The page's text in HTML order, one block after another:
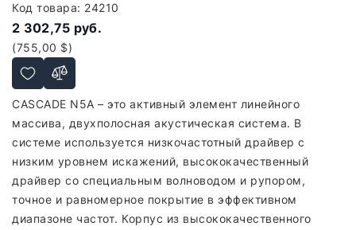
Код товара: 24210
2 302,75 руб.
(755,00 $)
CASCADE N5A – это активный элемент линейного
массива, двухполосная акустическая система. В
системе используется низкочастотный драйвер с
низким уровнем искажений, высококачественный
драйвер со специальным волноводом и рупором,
точное и равномерное покрытие в эффективном
диапазоне частот. Корпус из высококачественного